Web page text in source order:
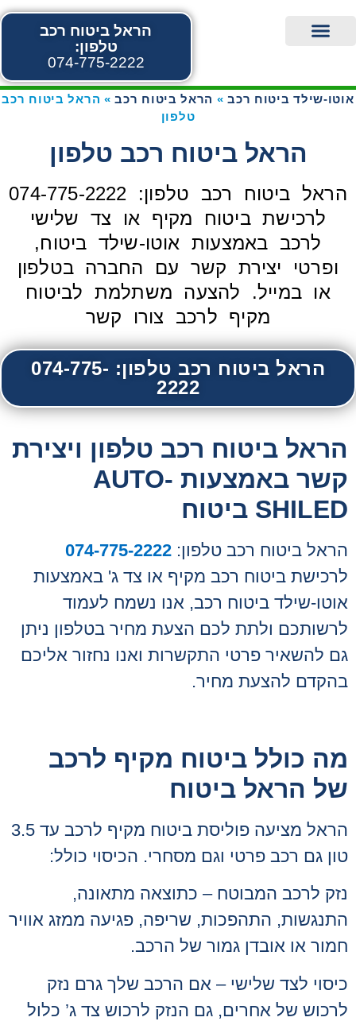
הראל ביטוח רכב
טלפון:
074-775-2222
אוטו-שילד ביטוח רכב» הראל ביטוח רכב» הראל ביטוח רכב
טלפון
הראל ביטוח רכב טלפון
הראל ביטוח רכב טלפון: 074-775-2222
לרכישת ביטוח מקיף או צד שלישי
לרכב באמצעות אוטו-שילד ביטוח,
ופרטי יצירת קשר עם החברה בטלפון
או במייל. להצעה משתלמת לביטוח
מקיף לרכב צורו קשר
הראל ביטוח רכב טלפון: 074-775-
2222
הראל ביטוח רכב טלפון ויצירת
קשר באמצעות AUTO-
SHILED ביטוח
הראל ביטוח רכב טלפון: 074-775-2222
לרכישת ביטוח רכב מקיף או צד ג' באמצעות
אוטו-שילד ביטוח רכב, אנו נשמח לעמוד
לרשותכם ולתת לכם הצעת מחיר בטלפון ניתן
גם להשאיר פרטי התקשרות ואנו נחזור אליכם
בהקדם להצעת מחיר.
מה כולל ביטוח מקיף לרכב
של הראל ביטוח
הראל מציעה פוליסת ביטוח מקיף לרכב עד 3.5
טון גם רכב פרטי וגם מסחרי. הכיסוי כולל:
נזק לרכב המבוטח – כתוצאה מתאונה,
התנגשות, התהפכות, שריפה, פגיעה ממזג אוויר
חמור או אובדן גמור של הרכב.
כיסוי לצד שלישי – אם הרכב שלך גרם נזק
לרכוש של אחרים, גם הנזק לרכוש צד ג’ כלול